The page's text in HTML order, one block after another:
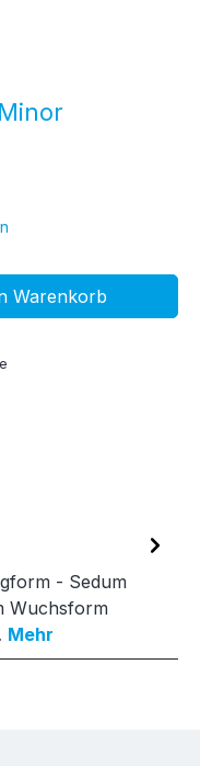
Warenkorb
- Sedum
Wuchsform
Mehr